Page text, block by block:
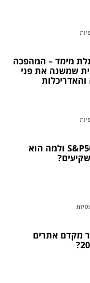
מימד – המהפכה
שמשנה את פני
מה זה S&P500 ולמה הוא
מקדם אתרים